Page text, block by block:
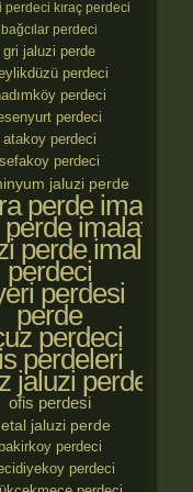
perdeci kıraç perdeci
bağcılar perdeci
gri jaluzi perde
perdeci
perdeci
perdeci
atakoy perdeci
sefakoy perdeci
jaluzi perde
perde
imalatçıları
perde
perdeci
perdesi
perde
perdeci
perdeleri
jaluzi perde
ofis perdesi
jaluzi perde
bakirkoy perdeci
perdeci